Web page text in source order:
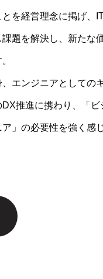
とを経営理念に掲げ、
課題を解決し、新たな
、エンジニアとしての
DX推進に携わり、「
ア」の必要性を強く感
長し続ける」という文
組織を目指しています
す。
能な未来の働き方を目
ながら成長し続けられ
分に発揮できるチャ